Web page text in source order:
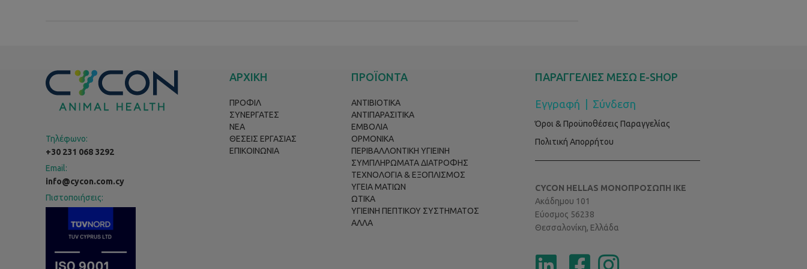
Τηλέφωνο:
+30 231 068 3292
Email:
info@cycon.com.cy
Πιστοποιήσεις:
ΑΡΧΙΚΗ
ΠΡΟΦΙΛ
ΣΥΝΕΡΓΑΤΕΣ
ΝΕΑ
ΘΕΣΕΙΣ ΕΡΓΑΣΙΑΣ
ΕΠΙΚΟΙΝΩΝΙΑ
ΠΡΟΪΟΝΤΑ
ΑΝΤΙΒΙΟΤΙΚΑ
ΑΝΤΙΠΑΡΑΣΙΤΙΚΑ
ΕΜΒΟΛΙΑ
ΟΡΜΟΝΙΚΑ
ΠΕΡΙΒΑΛΛΟΝΤΙΚΗ ΥΓΙΕΙΝΗ
ΣΥΜΠΛΗΡΩΜΑΤΑ ΔΙΑΤΡΟΦΗΣ
ΤΕΧΝΟΛΟΓΙΑ & ΕΞΟΠΛΙΣΜΟΣ
ΥΓΕΙΑ ΜΑΤΙΩΝ
ΩΤΙΚΑ
ΥΓΙΕΙΝΗ ΠΕΠΤΙΚΟΥ ΣΥΣΤΗΜΑΤΟΣ
ΑΛΛΑ
ΠΑΡΑΓΓΕΛΙΕΣ ΜΕΣΩ E-SHOP
Εγγραφή Σύνδεση
Όροι & Προϋποθέσεις Παραγγελίας
Πολιτική Απορρήτου
CYCON HELLAS ΜΟΝΟΠΡΟΣΩΠΗ ΙΚΕ
Ακάδημου 101
Εύοσμος 56238
Θεσσαλονίκη, Ελλάδα